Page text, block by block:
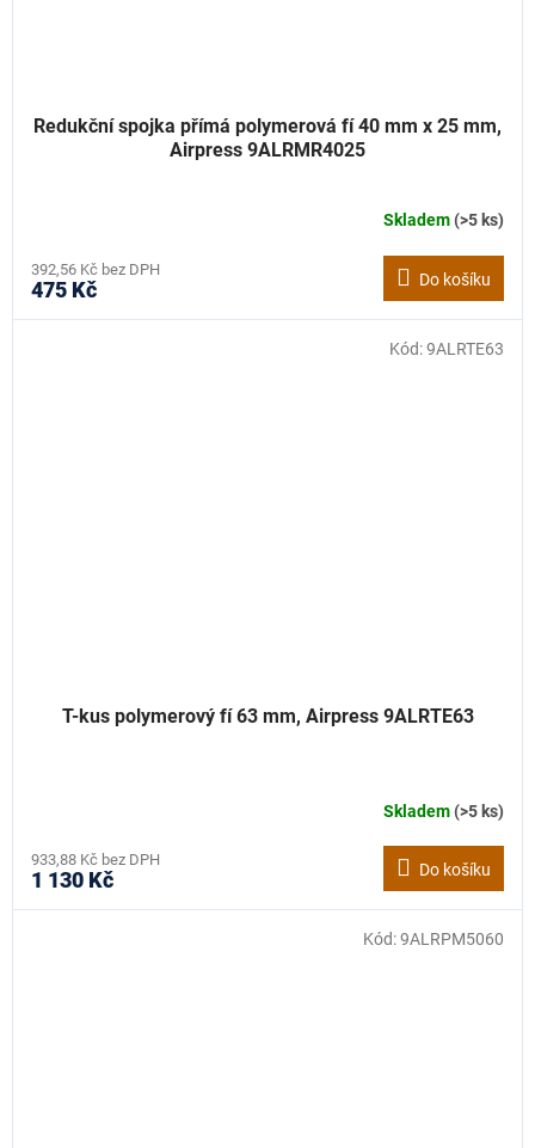
Redukční spojka přímá polymerová fí 40 mm x 25 mm,
Airpress 9ALRMR4025
Skladem(>5 ks)
392,56 Kč bez DPH
475 Kč Do košíku
T-kus polymerový fí 63 mm, Airpress 9ALRTE63
Skladem(>5 ks)
933,88 Kč bez DPH
1 130 Kč Do košíku
Kód:9ALRTE63
Kód:9ALRPM5060